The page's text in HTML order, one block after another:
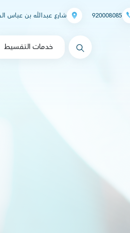
920008085 شارع عبدالله بن عباس
messages.Searchخدمات التقسيط